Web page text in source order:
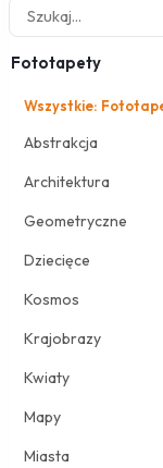
Fototapety
Wszystkie:
Abstrakcja
Architektura
Geometryczne
Dziecięce
Kosmos
Krajobrazy
Kwiaty
Mapy
Miasta